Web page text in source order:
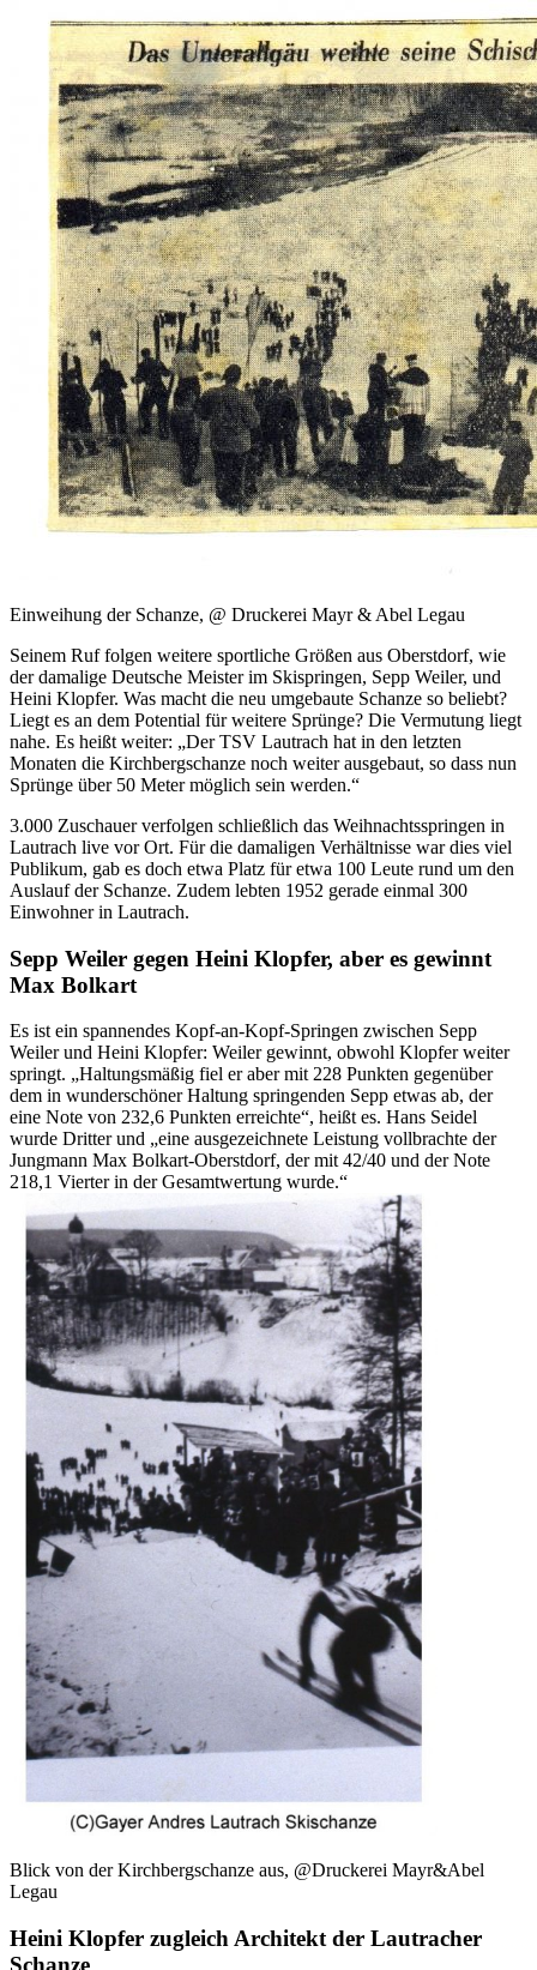
Einweihung der Schanze, @ Druckerei Mayr & Abel Legau
Seinem Ruf folgen weitere sportliche Größen aus Oberstdorf, wie
der damalige Deutsche Meister im Skispringen, Sepp Weiler, und
Heini Klopfer. Was macht die neu umgebaute Schanze so beliebt?
Liegt es an dem Potential für weitere Sprünge? Die Vermutung liegt
nahe. Es heißt weiter: „Der TSV Lautrach hat in den letzten
Monaten die Kirchbergschanze noch weiter ausgebaut, so dass nun
Sprünge über 50 Meter möglich sein werden.“
3.000 Zuschauer verfolgen schließlich das Weihnachtsspringen in
Lautrach live vor Ort. Für die damaligen Verhältnisse war dies viel
Publikum, gab es doch etwa Platz für etwa 100 Leute rund um den
Auslauf der Schanze. Zudem lebten 1952 gerade einmal 300
Einwohner in Lautrach.
Sepp Weiler gegen Heini Klopfer, aber es gewinnt
Max Bolkart
Es ist ein spannendes Kopf-an-Kopf-Springen zwischen Sepp
Weiler und Heini Klopfer: Weiler gewinnt, obwohl Klopfer weiter
springt. „Haltungsmäßig fiel er aber mit 228 Punkten gegenüber
dem in wunderschöner Haltung springenden Sepp etwas ab, der
eine Note von 232,6 Punkten erreichte“, heißt es. Hans Seidel
wurde Dritter und „eine ausgezeichnete Leistung vollbrachte der
Jungmann Max Bolkart-Oberstdorf, der mit 42/40 und der Note
218,1 Vierter in der Gesamtwertung wurde.“
Blick von der Kirchbergschanze aus, @Druckerei Mayr&Abel
Legau
Heini Klopfer zugleich Architekt der Lautracher
Schanze